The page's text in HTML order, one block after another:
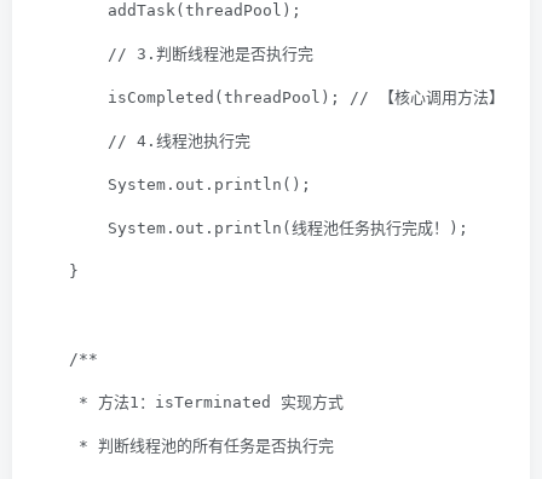
addTask(threadPool);
// 3.判断线程池是否执行完
isCompleted(threadPool); // 【核心调用方法】
// 4.线程池执行完
System.out.println();
System.out.println( 线程池任务执行完成！ );
}
/**
* 方法1：isTerminated 实现方式
* 判断线程池的所有任务是否执行完